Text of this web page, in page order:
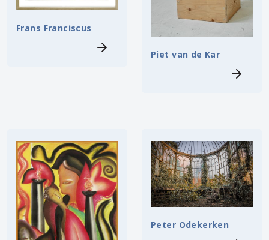
Frans Franciscus
Piet van de Kar
Peter Odekerken